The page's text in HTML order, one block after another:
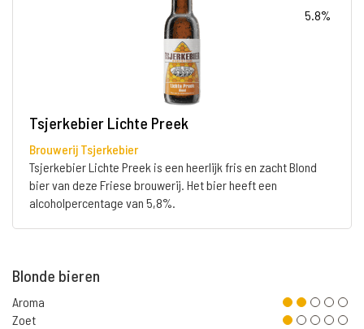
5.8%
Tsjerkebier Lichte Preek
Brouwerij Tsjerkebier
Tsjerkebier Lichte Preek is een heerlijk fris en zacht Blond
bier van deze Friese brouwerij. Het bier heeft een
alcoholpercentage van 5,8%.
Blonde bieren
Aroma
Zoet